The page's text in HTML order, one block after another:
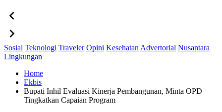
Sosial Teknologi Traveler Opini Kesehatan Advertorial Nusantara
Lingkungan
Home
Ekbis
Bupati Inhil Evaluasi Kinerja Pembangunan, Minta OPD
Tingkatkan Capaian Program